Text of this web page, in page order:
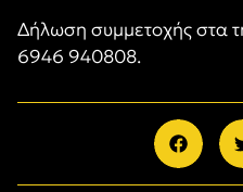
Δήλωση συμμετοχής στα
6946 940808.